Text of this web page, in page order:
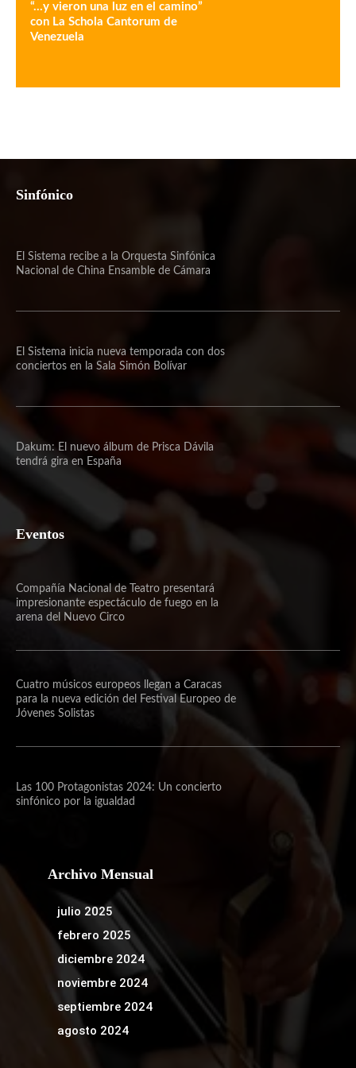
“…y vieron una luz en el camino”
con La Schola Cantorum de
Venezuela
Sinfónico
El Sistema recibe a la Orquesta Sinfónica
Nacional de China Ensamble de Cámara
El Sistema inicia nueva temporada con dos
conciertos en la Sala Simón Bolívar
Dakum: El nuevo álbum de Prisca Dávila
tendrá gira en España
Eventos
Compañía Nacional de Teatro presentará
impresionante espectáculo de fuego en la
arena del Nuevo Circo
Cuatro músicos europeos llegan a Caracas
para la nueva edición del Festival Europeo de
Jóvenes Solistas
Las 100 Protagonistas 2024: Un concierto
sinfónico por la igualdad
Archivo Mensual
julio 2025
febrero 2025
diciembre 2024
noviembre 2024
septiembre 2024
agosto 2024